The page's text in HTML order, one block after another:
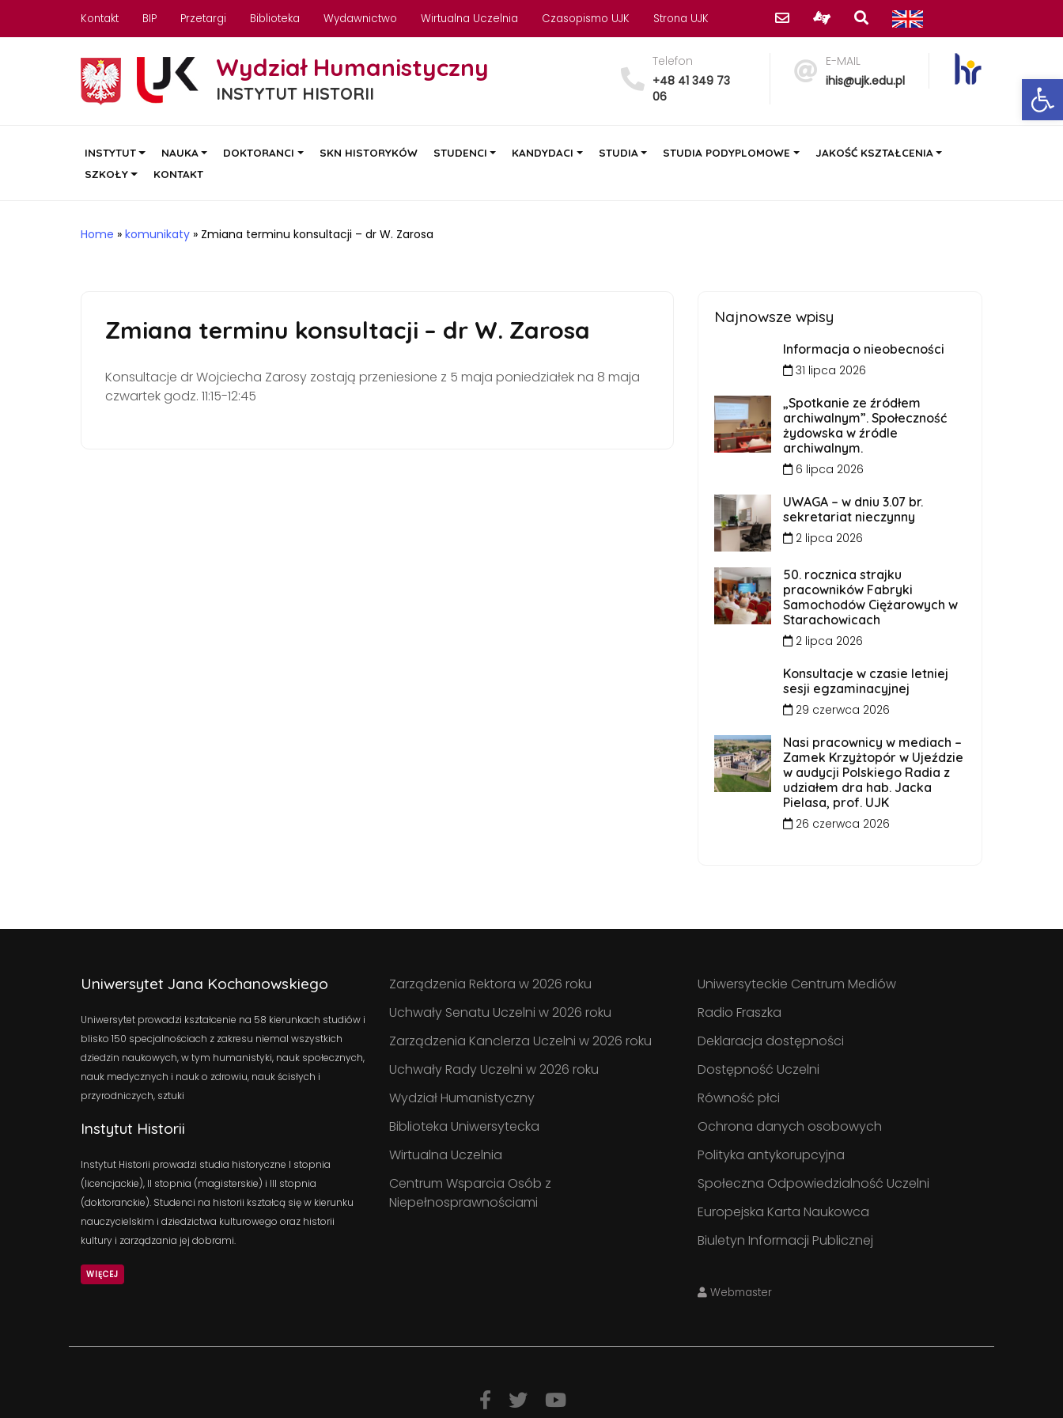
Kontakt BIP Przetargi Biblioteka Wydawnictwo Wirtualna Uczelnia Czasopismo UJK Strona UJK
Wydział Humanistyczny
INSTYTUT HISTORII
Telefon
+48 41 349 73
06
E-MAIL
ihis@ujk.edu.pl
INSTYTUT NAUKA DOKTORANCI SKN HISTORYKÓW STUDENCI KANDYDACI STUDIA STUDIA PODYPLOMOWE
JAKOŚĆ KSZTAŁCENIA
SZKOŁY
KONTAKT
Home » komunikaty » Zmiana terminu konsultacji – dr W. Zarosa
Zmiana terminu konsultacji – dr W. Zarosa
Konsultacje dr Wojciecha Zarosy zostają przeniesione z 5 maja poniedziałek na 8 maja
czwartek godz. 11:15-12:45
Najnowsze wpisy
Informacja o nieobecności
31 lipca 2026
„Spotkanie ze źródłem
archiwalnym”. Społeczność
żydowska w źródle
archiwalnym.
6 lipca 2026
UWAGA – w dniu 3.07 br.
sekretariat nieczynny
2 lipca 2026
50. rocznica strajku
pracowników Fabryki
Samochodów Ciężarowych w
Starachowicach
2 lipca 2026
Konsultacje w czasie letniej
sesji egzaminacyjnej
29 czerwca 2026
Nasi pracownicy w mediach –
Zamek Krzyżtopór w Ujeździe
w audycji Polskiego Radia z
udziałem dra hab. Jacka
Pielasa, prof. UJK
26 czerwca 2026
Uniwersytet Jana Kochanowskiego
Uniwersytet prowadzi kształcenie na 58 kierunkach studiów i
blisko 150 specjalnościach z zakresu niemal wszystkich
dziedzin naukowych, w tym humanistyki, nauk społecznych,
nauk medycznych i nauk o zdrowiu, nauk ścisłych i
przyrodniczych, sztuki
Instytut Historii
Instytut Historii prowadzi studia historyczne I stopnia
(licencjackie), II stopnia (magisterskie) i III stopnia
(doktoranckie). Studenci na historii kształcą się w kierunku
nauczycielskim i dziedzictwa kulturowego oraz historii
kultury i zarządzania jej dobrami.
WIĘCEJ
Zarządzenia Rektora w 2026 roku
Uchwały Senatu Uczelni w 2026 roku
Zarządzenia Kanclerza Uczelni w 2026 roku
Uchwały Rady Uczelni w 2026 roku
Wydział Humanistyczny
Biblioteka Uniwersytecka
Wirtualna Uczelnia
Centrum Wsparcia Osób z
Niepełnosprawnościami
Uniwersyteckie Centrum Mediów
Radio Fraszka
Deklaracja dostępności
Dostępność Uczelni
Równość płci
Ochrona danych osobowych
Polityka antykorupcyjna
Społeczna Odpowiedzialność Uczelni
Europejska Karta Naukowca
Biuletyn Informacji Publicznej
Webmaster